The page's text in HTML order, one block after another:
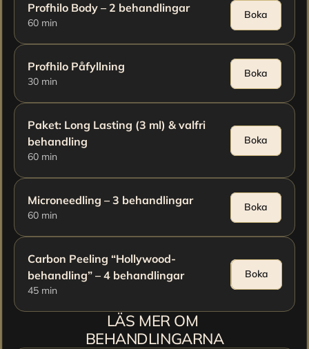
Profhilo Body – 2 behandlingar
60 min
Boka
Profhilo Påfyllning
30 min
Boka
Paket: Long Lasting (3 ml) & valfri
behandling
60 min
Boka
Microneedling – 3 behandlingar
60 min
Boka
Carbon Peeling “Hollywood-
behandling” – 4 behandlingar
45 min
Boka
Boka
LÄS MER OM
BEHANDLINGARNA